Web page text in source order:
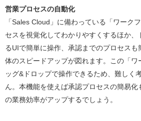
営業プロセスの自動化
「Sales Cloud」に備わっている「ワーク
セスを視覚化してわかりやすくするほか、
るUIで簡単に操作、承認までのプロセス
体のスピードアップが図れます。この「ワ
ッグ&ドロップで操作できるため、難しく
ん。本機能を使えば承認プロセスの簡易
の業務効率がアップするでしょう。